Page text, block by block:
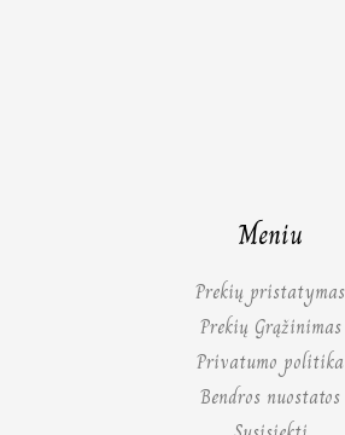
Meniu
Prekių pristatymas
Prekių Grąžinimas
Privatumo politika
Bendros nuostatos